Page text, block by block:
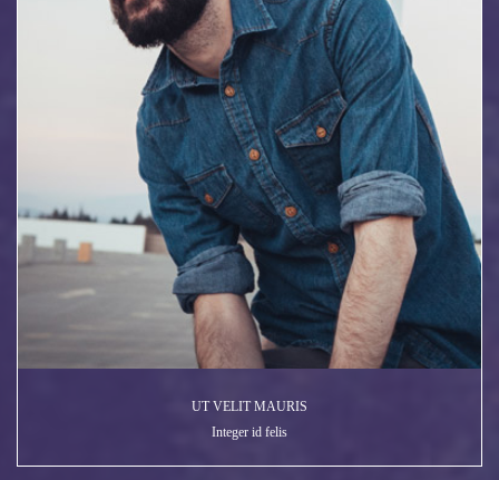
UT VELIT MAURIS
Integer id felis